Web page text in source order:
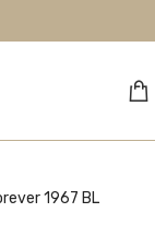
1967 BL